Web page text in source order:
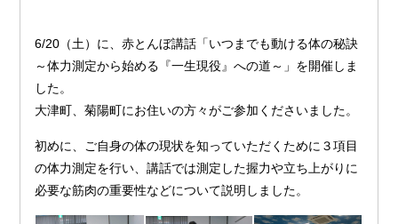
6/20（土）に、赤とんぼ講話「いつまでも動ける体の秘訣
～体力測定から始める『一生現役』への道～」を開催しま
した。
大津町、菊陽町にお住いの方々がご参加くださいました。
初めに、ご自身の体の現状を知っていただくために３項目
の体力測定を行い、講話では測定した握力や立ち上がりに
必要な筋肉の重要性などについて説明しました。